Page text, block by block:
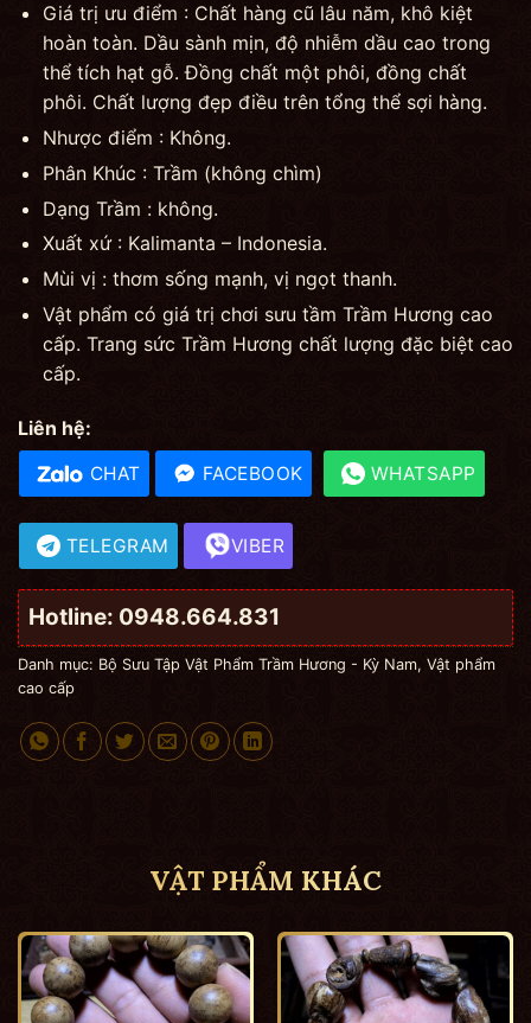
Giá trị ưu điểm : Chất hàng cũ lâu năm, khô kiệt
hoàn toàn. Dầu sành mịn, độ nhiễm dầu cao trong
thể tích hạt gỗ. Đồng chất một phôi, đồng chất
phôi. Chất lượng đẹp điều trên tổng thể sợi hàng.
Nhược điểm : Không.
Phân Khúc : Trầm (không chìm)
Dạng Trầm : không.
Xuất xứ : Kalimanta – Indonesia.
Mùi vị : thơm sống mạnh, vị ngọt thanh.
Vật phẩm có giá trị chơi sưu tầm Trầm Hương cao
cấp. Trang sức Trầm Hương chất lượng đặc biệt cao
cấp.
Liên hệ:
CHAT FACEBOOK WHATSAPP
TELEGRAM VIBER
Hotline: 0948.664.831
Danh mục: Bộ Sưu Tập Vật Phẩm Trầm Hương - Kỳ Nam, Vật phẩm
cao cấp
VẬT PHẨM KHÁC